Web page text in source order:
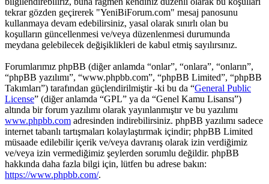
tekrar gözden geçirerek "YeniBiForum.com" mesaj panosunu
kullanmaya devam edebilirsiniz, yasal olarak sınırlı olan bu
koşulların güncellenmesi ve/veya düzenlenmesi durumunda
meydana gelebilecek değişiklikleri de kabul etmiş sayılırsınız.
Forumlarımız phpBB (diğer anlamda “onlar”, “onlara”, “onların”,
“phpBB yazılımı”, “www.phpbb.com”, “phpBB Limited”, “phpBB
Takımları”) tarafından güçlendirilmiştir -ki bu da “General Public
License” (diğer anlamda “GPL” ya da “Genel Kamu Lisansı”)
altında bir forum yazılımı olarak yayınlanmıştır ve bu yazılımı
www.phpbb.com adresinden indirebilirsiniz. phpBB yazılımı sadece
internet tabanlı tartışmaları kolaylaştırmak içindir; phpBB Limited
müsaade edilebilir içerik ve/veya davranış olarak izin verdiğimiz
ve/veya izin vermediğimiz şeylerden sorumlu değildir. phpBB
hakkında daha fazla bilgi için, lütfen bu adrese bakın:
https://www.phpbb.com/.